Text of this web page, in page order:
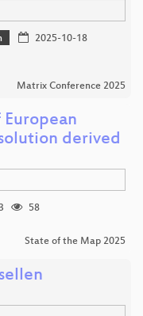
2025-10-18
Matrix Conference 2025
derived
58
State of the Map 2025